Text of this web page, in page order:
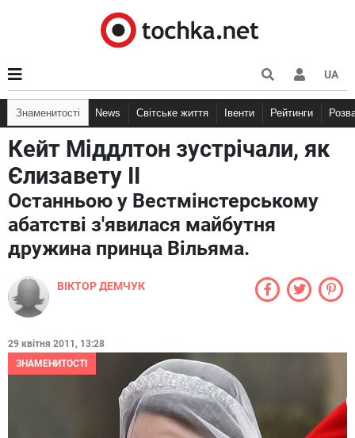
UA
Знаменитості News Світське життя Івенти Рейтинги
Кейт Міддлтон зустрічали, як
Єлизавету II
Останньою у Вестмінстерському
абатстві з'явилася майбутня
дружина принца Вільяма.
ВІКТОР ДЕМЧУК
29 квітня 2011, 13:28
ЗНАМЕНИТОСТІ